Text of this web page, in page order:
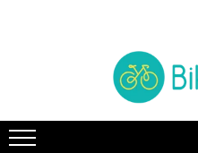
MOUNTAIN BIKE
manete schimbatore & frane
CABLURI & CAMASI
Trainere
Antifurturi
Cotiere & Genunchiere
Incalzitoare